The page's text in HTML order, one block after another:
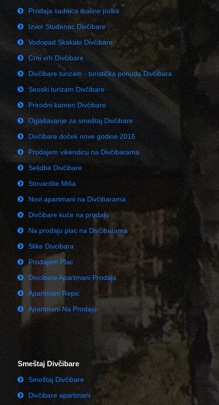
Prodaja sadnica maline polka
Izvor Studenac Divčibare
Vodopad Skakalo Divčibare
Crni vrh Divčibare
Divčibare turizam - turistička ponuda Divčibara
Seoski turizam Divčibare
Prirodni kamen Divčibare
Oglašavanje za smeštaj Divčibare
Divčibare doček nove godine 2016
Prodajem vikendicu na Divčibarama
Selidbe Divčibare
Stovarište Miša
Novi apartmani na Divčibarama
Divčibare kuće na prodaju
Na prodaju plac na Divčibarama
Slike Divcibara
Prodajem Plac
Divcibare Apartmani Prodaja
Apartmani Repic
Apartmani Na Prodaju
Smeštaj Divčibare
Smeštaj Divčibare
Divčibare apartmani